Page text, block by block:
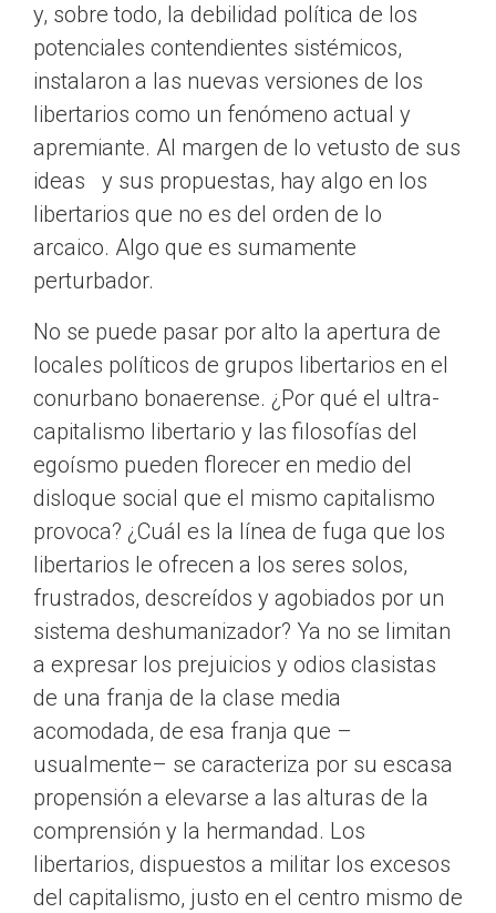
y, sobre todo, la debilidad política de los
potenciales contendientes sistémicos,
instalaron a las nuevas versiones de los
libertarios como un fenómeno actual y
apremiante. Al margen de lo vetusto de sus
ideas y sus propuestas, hay algo en los
libertarios que no es del orden de lo
arcaico. Algo que es sumamente
perturbador.
No se puede pasar por alto la apertura de
locales políticos de grupos libertarios en el
conurbano bonaerense. ¿Por qué el ultra-
capitalismo libertario y las filosofías del
egoísmo pueden florecer en medio del
disloque social que el mismo capitalismo
provoca? ¿Cuál es la línea de fuga que los
libertarios le ofrecen a los seres solos,
frustrados, descreídos y agobiados por un
sistema deshumanizador? Ya no se limitan
a expresar los prejuicios y odios clasistas
de una franja de la clase media
acomodada, de esa franja que –
usualmente– se caracteriza por su escasa
propensión a elevarse a las alturas de la
comprensión y la hermandad. Los
libertarios, dispuestos a militar los excesos
del capitalismo, justo en el centro mismo de